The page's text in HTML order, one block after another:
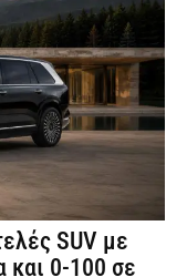
SUV με
και 0-100 σε